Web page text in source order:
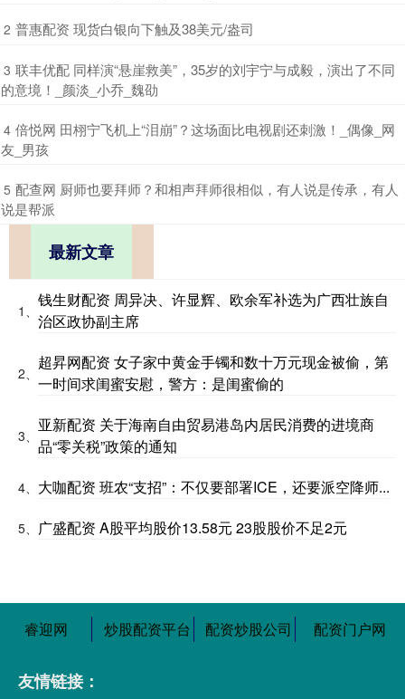
2 ​普惠配资 现货白银向下触及38美元/盎司
3 ​联丰优配 同样演“悬崖救美”，35岁的刘宇宁与成毅，演出了不同
的意境！_颜淡_小乔_魏劭
4 ​倍悦网 田栩宁飞机上“泪崩”？这场面比电视剧还刺激！_偶像_网
友_男孩
5 ​配查网 厨师也要拜师？和相声拜师很相似，有人说是传承，有人
说是帮派
最新文章
1、
钱生财配资 周异决、许显辉、欧余军补选为广西壮族自
治区政协副主席
2、
超昇网配资 女子家中黄金手镯和数十万元现金被偷，第
一时间求闺蜜安慰，警方：是闺蜜偷的
3、
亚新配资 关于海南自由贸易港岛内居民消费的进境商
品“零关税”政策的通知
4、 大咖配资 班农“支招”：不仅要部署ICE，还要派空降师...
5、 广盛配资 A股平均股价13.58元 23股股价不足2元
睿迎网 炒股配资平台 配资炒股公司 配资门户网
友情链接：